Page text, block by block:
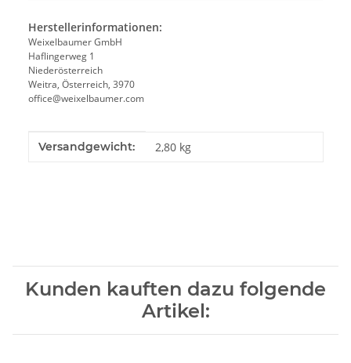
Herstellerinformationen:
Weixelbaumer GmbH
Haflingerweg 1
Niederösterreich
Weitra, Österreich, 3970
office@weixelbaumer.com
Produkteigenschaft
Wert
Versandgewicht: 2,80 kg
Kunden kauften dazu folgende
Artikel: